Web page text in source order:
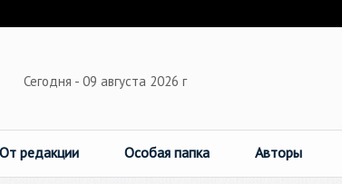
Сегодня - 09 августа 2026 г
От редакции Особая папка Авторы